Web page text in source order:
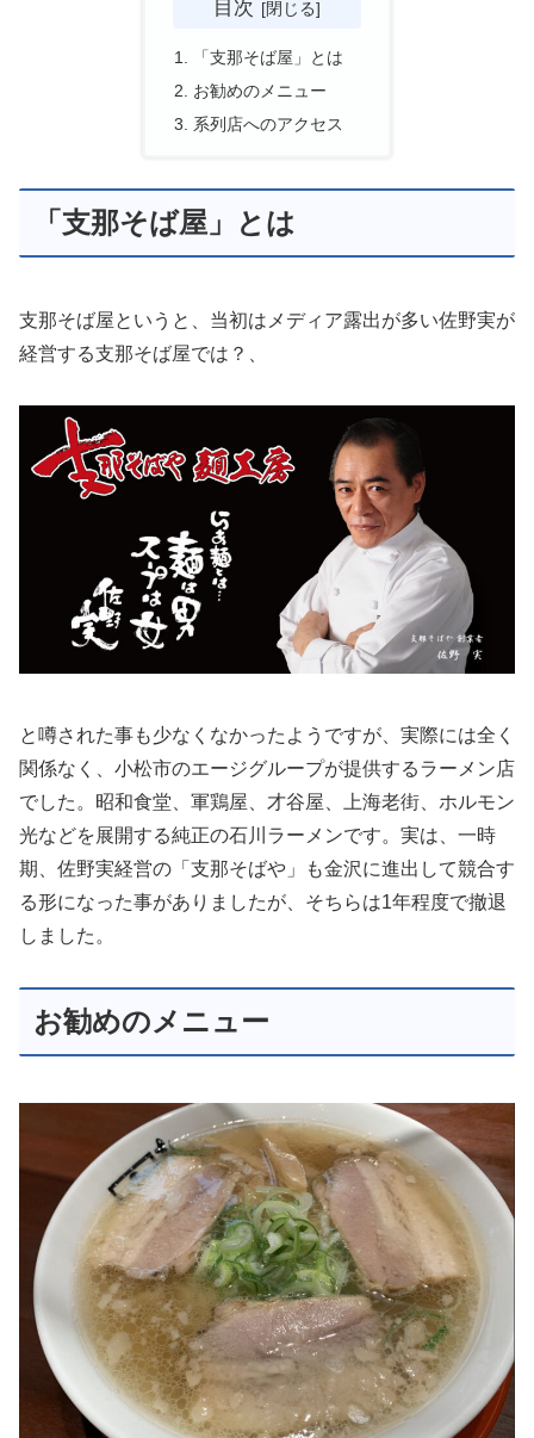
目次
「支那そば屋」とは
お勧めのメニュー
系列店へのアクセス
「支那そば屋」とは
支那そば屋というと、当初はメディア露出が多い佐野実が
経営する支那そば屋では？、
と噂された事も少なくなかったようですが、実際には全く
関係なく、小松市のエージグループが提供するラーメン店
でした。昭和食堂、軍鶏屋、才谷屋、上海老街、ホルモン
光などを展開する純正の石川ラーメンです。実は、一時
期、佐野実経営の「支那そばや」も金沢に進出して競合す
る形になった事がありましたが、そちらは1年程度で撤退
しました。
お勧めのメニュー